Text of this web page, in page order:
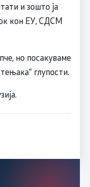
и зошто ја
кон ЕУ, СДСМ
но посакуваме
глупости.